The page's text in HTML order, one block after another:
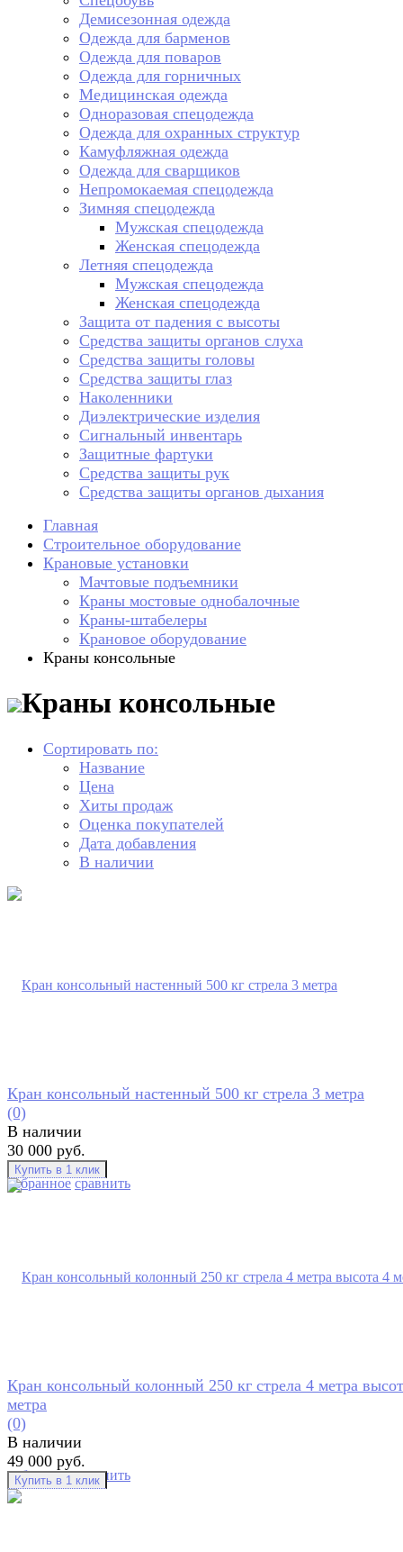
Демисезонная одежда
Одежда для барменов
Одежда для поваров
Одежда для горничных
Медицинская одежда
Одноразовая спецодежда
Одежда для охранных структур
Камуфляжная одежда
Одежда для сварщиков
Непромокаемая спецодежда
Зимняя спецодежда
Мужская спецодежда
Женская спецодежда
Летняя спецодежда
Мужская спецодежда
Женская спецодежда
Защита от падения с высоты
Средства защиты органов слуха
Средства защиты головы
Средства защиты глаз
Наколенники
Диэлектрические изделия
Сигнальный инвентарь
Защитные фартуки
Средства защиты рук
Средства защиты органов дыхания
Главная
Строительное оборудование
Крановые установки
Мачтовые подъемники
Краны мостовые однобалочные
Краны-штабелеры
Крановое оборудование
Краны консольные
Краны консольные
Сортировать по:
Название
Цена
Хиты продаж
Оценка покупателей
Дата добавления
В наличии
избранное сравнить
Кран консольный настенный 500 кг стрела 3 метра
(0)
В наличии
30 000 руб.
избранное сравнить
Кран консольный колонный 250 кг стрела 4 метра
метра
(0)
В наличии
49 000 руб.